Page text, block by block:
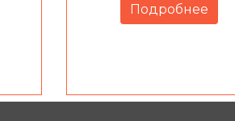
Подробнее